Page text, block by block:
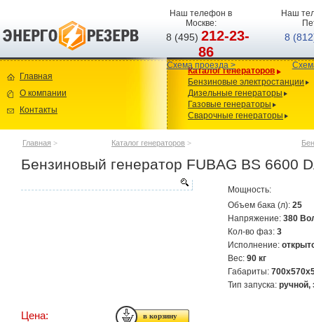
Наш телефон в
Москве:
8 (495)212-23-
86
Схема проезда >
Наш
8
Главная
О компании
Контакты
Каталог генераторов
Бензиновые электростанции
Дизельные генераторы
Газовые генераторы
Сварочные генераторы
Главная > Каталог генераторов >
Бензиновый генератор FUBAG BS 6600
Мощность:
Объем бака (л): 25
Напряжение: 380
Кол-во фаз: 3
Исполнение:
Вес: 90 кг
Габариты:
Тип запуска: ручной,
Цена: